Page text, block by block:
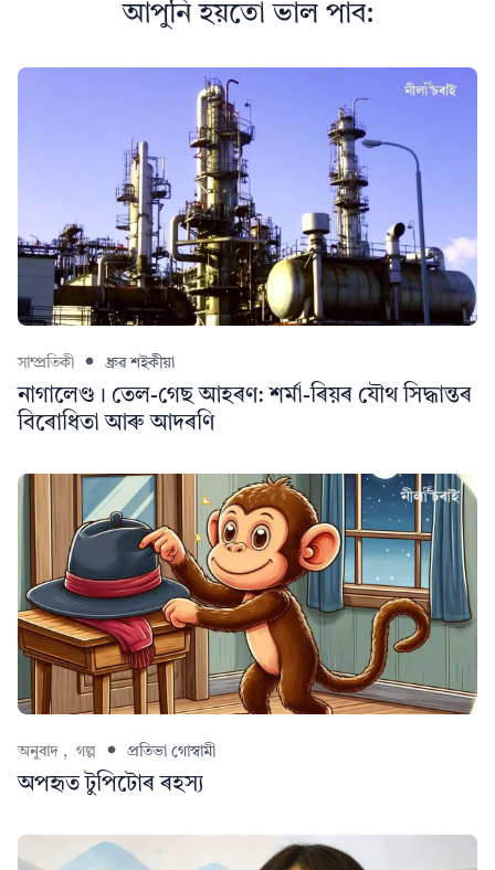
আপুনি হয়তো ভাল পাব:
সাম্প্ৰতিকী ধ্ৰুৱ শইকীয়া
নাগালেণ্ড। তেল-গেছ আহৰণ: শর্মা-ৰিয়ৰ যৌথ সিদ্ধান্তৰ
বিৰোধিতা আৰু আদৰণি
অনুবাদ , গল্প প্ৰতিভা গোস্বামী
অপহৃত টুপিটোৰ ৰহস্য